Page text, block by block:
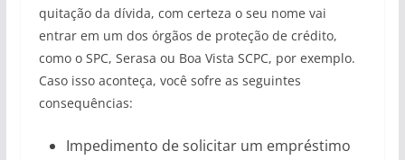
quitação da dívida, com certeza o seu nome vai
entrar em um dos órgãos de proteção de crédito,
como o SPC, Serasa ou Boa Vista SCPC, por exemplo.
Caso isso aconteça, você sofre as seguintes
consequências:
Impedimento de solicitar um empréstimo